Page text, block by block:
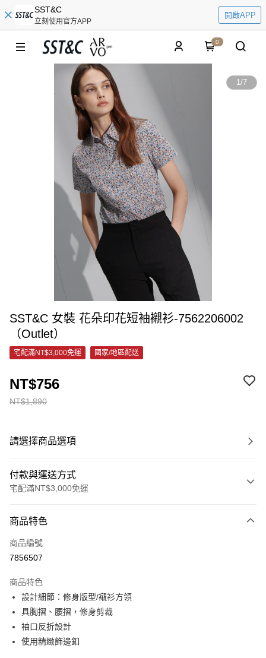
SST&C
立刻使用官方APP
開啟APP
0
1/7
SST&C 女裝 花朵印花短袖襯衫-7562206002
（Outlet）
宅配滿NT$3,000免運 國家/地區配送
NT$1,890
NT$756
請選擇商品選項
付款與運送方式
宅配滿NT$3,000免運
信用卡一次付款
信用卡分期付款
合作金庫商業銀行
華南商業銀行
上海商業儲蓄銀行
國泰世華商業銀行
臺灣中小企業銀行
6 期 0 利率 每期
華南商業銀行
上海商業儲蓄銀行
國泰世華商業銀行
LINE Pay
Apple Pay
商品特色
商品編號
7856507
商品特色
設計細節：修身版型/襯衫方領
具胸摺、腰摺，修身剪裁
袖口反折設計
使用精緻飾邊釦